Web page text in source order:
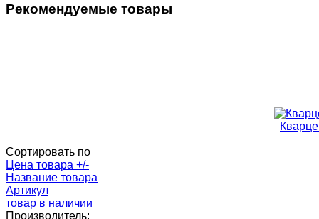
Рекомендуемые товары
Сортировать по
Цена товара +/-
Название товара
Артикул
товар в наличии
Производитель: